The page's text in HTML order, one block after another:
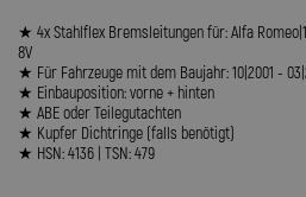
★ 4x Stahlflex Bremsleitungen für: Alfa
8V
★ Für Fahrzeuge mit dem Baujahr: 10|2001 -
★ Einbauposition: vorne + hinten
★ ABE oder Teilegutachten
★ Kupfer Dichtringe (falls benötigt)
★ HSN: 4136 | TSN: 479